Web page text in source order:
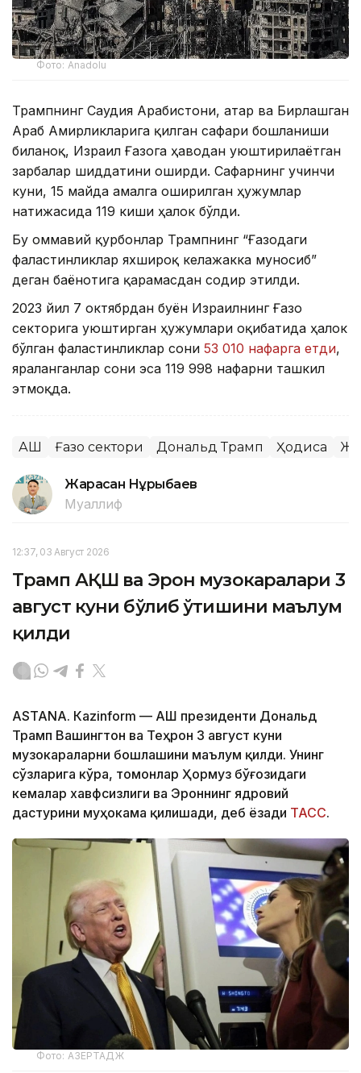
Фото: Anadolu
Трампнинг Саудия Арабистони, Қатар ва Бирлашган
Араб Амирликларига қилган сафари бошланиши
биланоқ, Израил Ғазога ҳаводан уюштирилаётган
зарбалар шиддатини оширди. Сафарнинг учинчи
куни, 15 майда амалга оширилган ҳужумлар
натижасида 119 киши ҳалок бўлди.
Бу оммавий қурбонлар Трампнинг “Ғазодаги
фаластинликлар яхшироқ келажакка муносиб”
деган баёнотига қарамасдан содир этилди.
2023 йил 7 октябрдан буён Израилнинг Ғазо
секторига уюштирган ҳужумлари оқибатида ҳалок
бўлган фаластинликлар сони 53 010 нафарга етди,
яраланганлар сони эса 119 998 нафарни ташкил
этмоқда.
АҚШ Ғазо сектори Дональд Трамп Ҳодиса
Жарасқан Нұрыбаев
Муаллиф
12:37, 03 Август 2026
Трамп АҚШ ва Эрон музокаралари 3
август куни бўлиб ўтишини маълум
қилди
ASTANА. Кazinform — АҚШ президенти Дональд
Трамп Вашингтон ва Теҳрон 3 август куни
музокараларни бошлашини маълум қилди. Унинг
сўзларига кўра, томонлар Ҳормуз бўғозидаги
кемалар хавфсизлиги ва Эроннинг ядровий
дастурини муҳокама қилишади, деб ёзади ТАСС.
Фото: АЗЕРТАДЖ